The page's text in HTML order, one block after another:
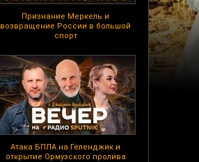
Признание Меркель и
возвращение России в большой
спорт
Атака БПЛА на Геленджик и
открытие Ормузского пролива